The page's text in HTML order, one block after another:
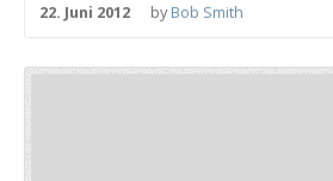
22. Juni 2012 byBob Smith